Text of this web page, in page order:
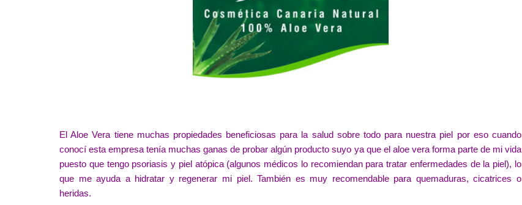
El Aloe Vera tiene muchas propiedades beneficiosas para la salud sobre todo para nuestra piel por eso cuando
conocí esta empresa tenía muchas ganas de probar algún producto suyo ya que el aloe vera forma parte de mi vida
puesto que tengo psoriasis y piel atópica (algunos médicos lo recomiendan para tratar enfermedades de la piel), lo
que me ayuda a hidratar y regenerar mi piel. También es muy recomendable para quemaduras, cicatrices o
heridas.